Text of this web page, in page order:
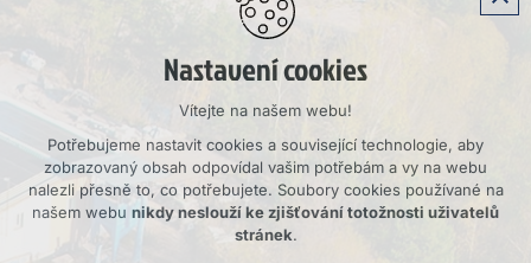
Nastavení cookies
Vítejte na našem webu!
Potřebujeme nastavit cookies a související technologie, aby
zobrazovaný obsah odpovídal vašim potřebám a vy na webu
nalezli přesně to, co potřebujete. Soubory cookies používané na
našem webu nikdy neslouží ke zjišťování totožnosti uživatelů
stránek.